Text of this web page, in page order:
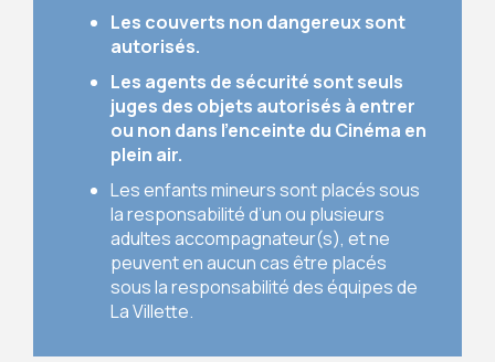
Les couverts non dangereux sont
autorisés.
Les agents de sécurité sont seuls
juges des objets autorisés à entrer
ou non dans l’enceinte du Cinéma en
plein air.
Les enfants mineurs sont placés sous
la responsabilité d’un ou plusieurs
adultes accompagnateur(s), et ne
peuvent en aucun cas être placés
sous la responsabilité des équipes de
La Villette.